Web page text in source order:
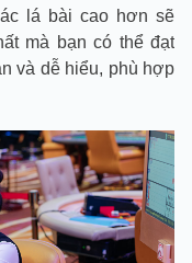
lá bài cao hơn sẽ
mà bạn có thể đạt
và dễ hiểu, phù hợp